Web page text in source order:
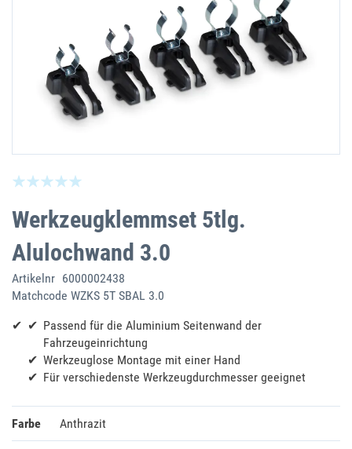
Werkzeugklemmset 5tlg.
Alulochwand 3.0
Artikelnr 6000002438
Matchcode WZKS 5T SBAL 3.0
Passend für die Aluminium Seitenwand der
Fahrzeugeinrichtung
Werkzeuglose Montage mit einer Hand
Für verschiedenste Werkzeugdurchmesser geeignet
Farbe Anthrazit
Anfang
Bildgalerie